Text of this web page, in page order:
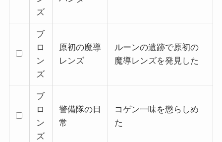
ズ
ブ
ロ
ン
ズ
原初の魔導
レンズ
ルーンの遺跡で原初の
魔導レンズを発見した
ブ
ロ
ン
ズ
警備隊の日
常
コゲン一味を懲らしめ
た